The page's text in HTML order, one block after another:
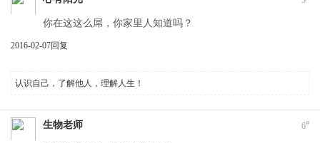
你在这这么屌，你家里人知道吗？
2016-02-07回复
认识自己，了解他人，理解人生！
6#
生物老师